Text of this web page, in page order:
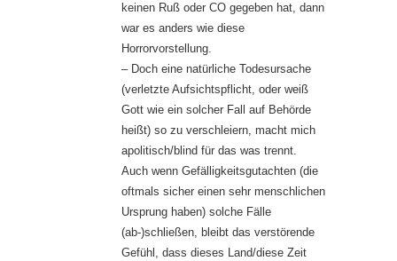
keinen Ruß oder CO gegeben hat, dann
war es anders wie diese
Horrorvorstellung.
– Doch eine natürliche Todesursache
(verletzte Aufsichtspflicht, oder weiß
Gott wie ein solcher Fall auf Behörde
heißt) so zu verschleiern, macht mich
apolitisch/blind für das was trennt.
Auch wenn Gefälligkeitsgutachten (die
oftmals sicher einen sehr menschlichen
Ursprung haben) solche Fälle
(ab-)schließen, bleibt das verstörende
Gefühl, dass dieses Land/diese Zeit